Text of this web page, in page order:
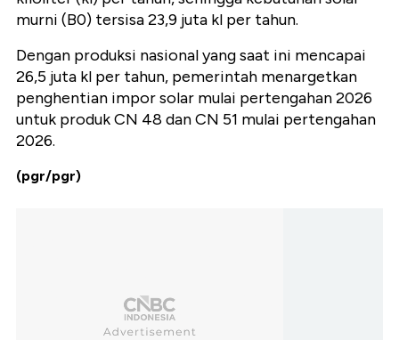
murni (B0) tersisa 23,9 juta kl per tahun.
Dengan produksi nasional yang saat ini mencapai
26,5 juta kl per tahun, pemerintah menargetkan
penghentian impor solar mulai pertengahan 2026
untuk produk CN 48 dan CN 51 mulai pertengahan
2026.
(pgr/pgr)